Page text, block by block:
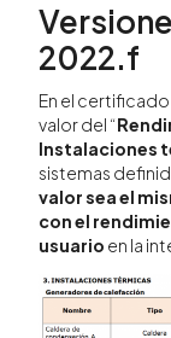
2022.f
En el
valor del “
Instalaciones
sistemas
valor sea el
con el
usuario en la